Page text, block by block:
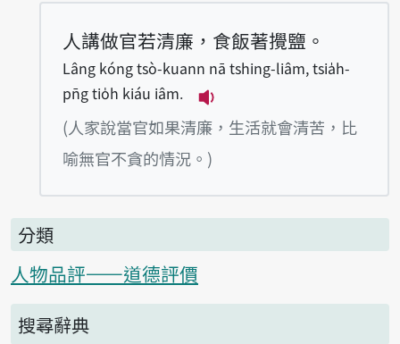
人講做官若清廉，食飯著攪鹽。
Lâng kóng tsò-kuann nā tshing-liâm, tsia̍h-
pn̄g tio̍h kiáu iâm.
播放例句Lâng kóng
(人家說當官如果清廉，生活就會清苦，比
喻無官不貪的情況。)
分類
人物品評——道德評價
搜尋辭典